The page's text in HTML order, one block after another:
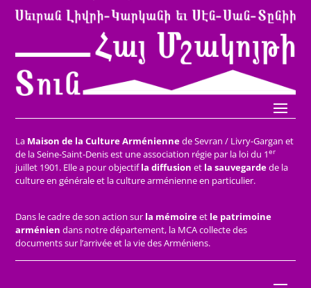
La Maison de la Culture Arméniennede Sevran / Livry-Gargan et
de la Seine-Saint-Denis est une association régie par la loi du 1er
juillet 1901. Elle a pour objectifla diffusion et la sauvegardede la
culture en générale et la culture arménienne en particulier.
Dans le cadre de son action sur la mémoireet le patrimoine
arménien dans notre département, la MCA collecte des
documents sur l’arrivée et la vie des Arméniens.